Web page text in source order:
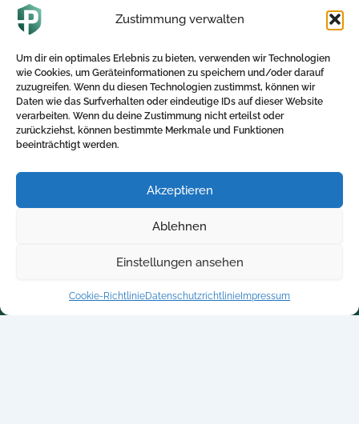
Zustimmung verwalten
Um dir ein optimales Erlebnis zu bieten, verwenden wir Technologien
wie Cookies, um Geräteinformationen zu speichern und/oder darauf
zuzugreifen. Wenn du diesen Technologien zustimmst, können wir
Daten wie das Surfverhalten oder eindeutige IDs auf dieser Website
verarbeiten. Wenn du deine Zustimmung nicht erteilst oder
zurückziehst, können bestimmte Merkmale und Funktionen
beeinträchtigt werden.
Akzeptieren
Ablehnen
Einstellungen ansehen
Cookie-RichtlinieDatenschutzrichtlinie Impressum
24. April 2025
Zukunftssicher, attraktiv und nachhaltig
Einleitung: Moderne Benefits als Schlüssel zum
Unternehmenserfolg Die Arbeitswelt […]
Kontakt
Kontakt
info@betriebliche-